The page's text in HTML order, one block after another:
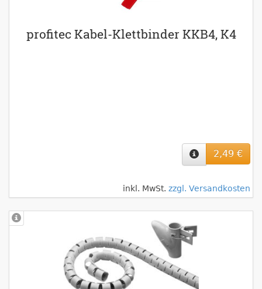
profitec Kabel-Klettbinder KKB4, K4
2,49 €
inkl. MwSt. zzgl. Versandkosten